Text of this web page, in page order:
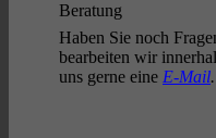
Beratung
Haben Sie noch
bearbeiten wir
uns gerne eine E-Mail.